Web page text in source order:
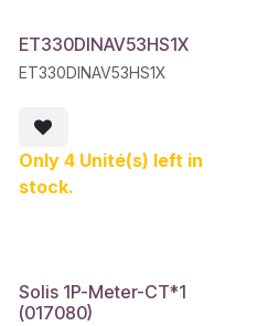
ET330DINAV53HS1X
ET330DINAV53HS1X
Only 4 Unité(s) left in
stock.
Solis 1P-Meter-CT*1
(017080)